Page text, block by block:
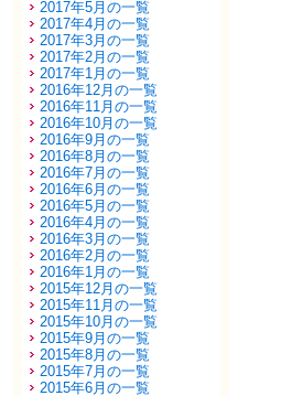
2017年5月の一覧
2017年4月の一覧
2017年3月の一覧
2017年2月の一覧
2017年1月の一覧
2016年12月の一覧
2016年11月の一覧
2016年10月の一覧
2016年9月の一覧
2016年8月の一覧
2016年7月の一覧
2016年6月の一覧
2016年5月の一覧
2016年4月の一覧
2016年3月の一覧
2016年2月の一覧
2016年1月の一覧
2015年12月の一覧
2015年11月の一覧
2015年10月の一覧
2015年9月の一覧
2015年8月の一覧
2015年7月の一覧
2015年6月の一覧